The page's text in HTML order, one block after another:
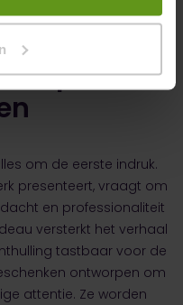
impact
om de eerste indruk.
presenteert, vraagt om
en professionaliteit
versterkt het verhaal
tastbaar voor de
ontworpen om
attentie. Ze worden